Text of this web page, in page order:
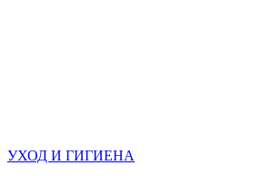
УХОД И ГИГИЕНА